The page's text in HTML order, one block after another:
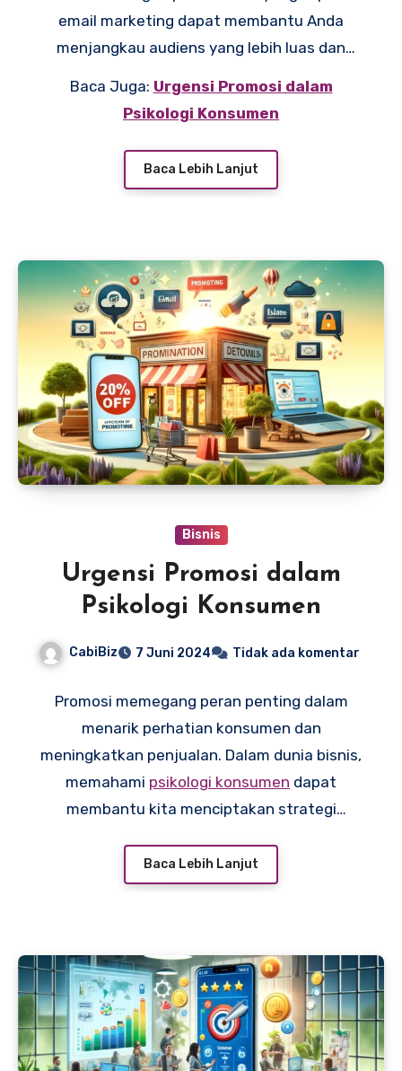
email marketing dapat membantu Anda
menjangkau audiens yang lebih luas dan
Anda tidak berakhir di folder spam. Dalam
artikel ini, kita akan membahas berbagai
Baca Juga: Urgensi Promosi dalam
Psikologi Konsumen
Baca Lebih Lanjut
Bisnis
Urgensi Promosi dalam
Psikologi Konsumen
CabiBiz 7 Juni 2024 Tidak ada komentar
Promosi memegang peran penting dalam
menarik perhatian konsumen dan
meningkatkan penjualan. Dalam dunia bisnis,
memahami psikologi konsumen dapat
membantu kita menciptakan strategi
apa yang memotivasi konsumen, kita bisa
merancang kampanye yang tepat sasaran.
konsumen dan bagaimana hal ini bisa
diterapkan dalam bisnis sehari-hari.
Baca Lebih Lanjut